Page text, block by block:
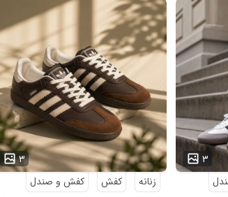
۳ ۳
...
زنانه
کفش
کفش و صندل